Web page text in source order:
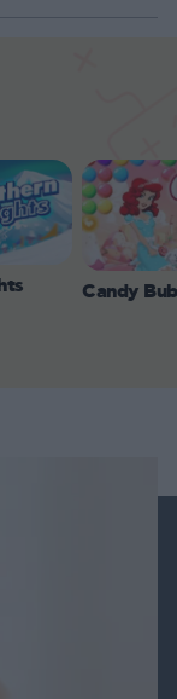
Candy